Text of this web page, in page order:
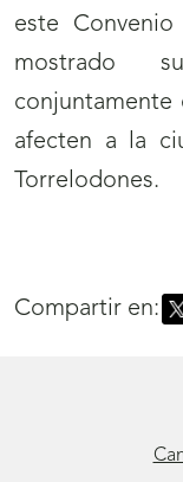
este
mostrado
conjuntamente
afecten a la
Torrelodones.
Compartir en: